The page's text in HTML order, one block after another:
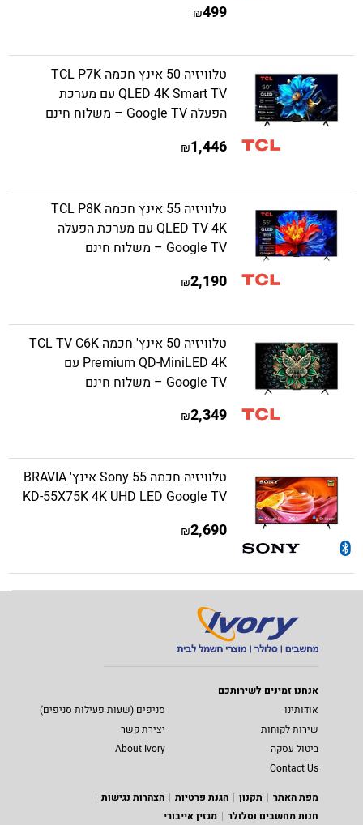
499
₪
טלוויזיה 50 אינץ חכמה TCL P7K
QLED 4K Smart TV עם מערכת
הפעלה Google TV – משלוח חינם
1,446
₪
טלוויזיה 55 אינץ חכמה TCL P8K
QLED TV 4K עם מערכת הפעלה
Google TV – משלוח חינם
2,190
₪
טלוויזיה 50 אינץ' חכמה TCL TV C6K
Premium QD-MiniLED 4K עם
Google TV – משלוח חינם
2,349
₪
טלוויזיה חכמה Sony 55 אינץ' BRAVIA
KD-55X75K 4K UHD LED Google TV
2,690
₪
אנחנו זמינים לשירותכם
אודותינו
סניפים (שעות פעילות סניפים)
שירות לקוחות
יצירת קשר
ביטול עסקה
About Ivory
Contact Us
מפת האתר
תקנון הגנת פרטיות
הצהרות נגישות
חנות מחשבים וסלולר
מגזין אייבורי